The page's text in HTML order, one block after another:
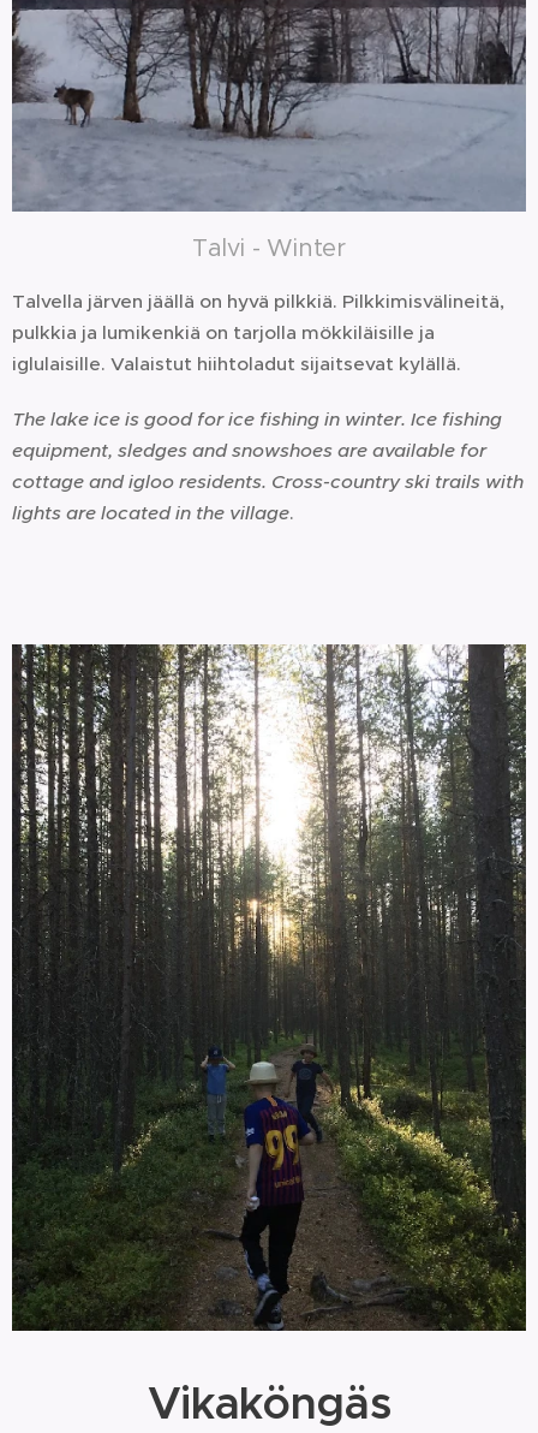
Talvi - Winter
Talvella järven jäällä on hyvä pilkkiä. Pilkkimisvälineitä,
pulkkia ja lumikenkiä on tarjolla mökkiläisille ja
iglulaisille. Valaistut hiihtoladut sijaitsevat kylällä.
The lake ice is good for ice fishing in winter. Ice fishing
equipment, sledges and snowshoes are available for
cottage and igloo residents. Cross-country ski trails with
lights are located in the village.
Vikaköngäs